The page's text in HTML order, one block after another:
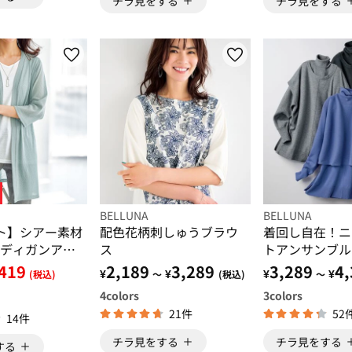
】シアー素材
ィガンアン
(税込)
14件
る
BELLUNA
配色花柄刺しゅうブラウ
ス
¥2,189 ～ ¥3,289 (税込)
4colors
21件
チラ見をする
BELLUNA
着回し自在！
トアンサンブル
¥3,289 ～ ¥
3colors
52
チラ見をする